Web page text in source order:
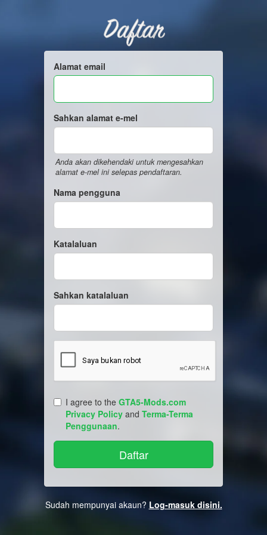
Daftar
Alamat email
Sahkan alamat e-mel
Anda akan dikehendaki untuk mengesahkan
alamat e-mel ini selepas pendaftaran.
Nama pengguna
Katalaluan
Sahkan katalaluan
I agree to the GTA5-Mods.com
Privacy Policy and Terma-Terma
Penggunaan.
Sudah mempunyai akaun? Log-masuk disini.